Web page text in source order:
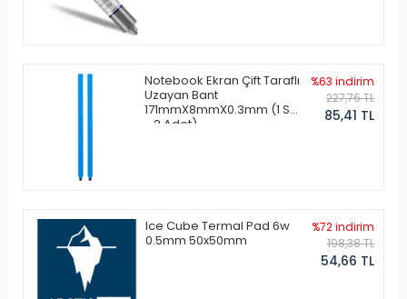
Notebook Ekran Çift Taraflı
Uzayan Bant
171mmX8mmX0.3mm (1 Set
- 2 Adet)
%63 indirim
227,76 TL
85,41 TL
Ice Cube Termal Pad 6w
0.5mm 50x50mm
%72 indirim
198,38 TL
54,66 TL